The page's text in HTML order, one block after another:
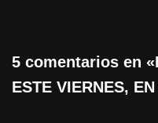
5 comentarios en
ESTE VIERNES,